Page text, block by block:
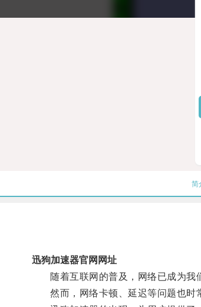
简
迅狗加速器官网网址
随着互联网的普及，网络已成为我
然而，网络卡顿、延迟等问题也时